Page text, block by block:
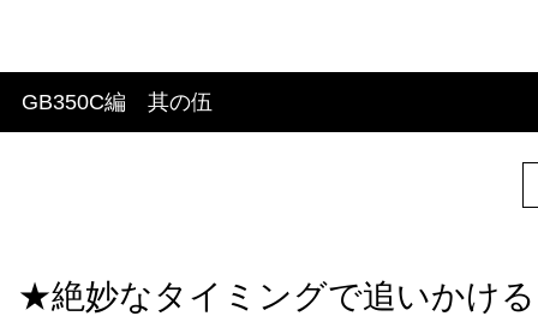
GB350C編 其の伍
★絶妙なタイミングで追いかけ